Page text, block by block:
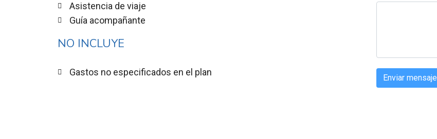
Asistencia de viaje
Guía acompañante
NO INCLUYE
Gastos no especificados en el plan Enviar mensaje